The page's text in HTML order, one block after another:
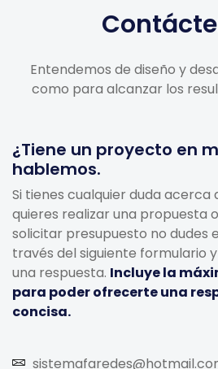
Entendemos de diseño y
como para alcanzar los
¿Tiene un proyecto en
hablemos.
Si tienes cualquier duda acerca
quieres realizar una propuesta
solicitar presupuesto no dudes
través del siguiente formulario
una respuesta. Incluye la
para poder ofrecerte una
concisa.